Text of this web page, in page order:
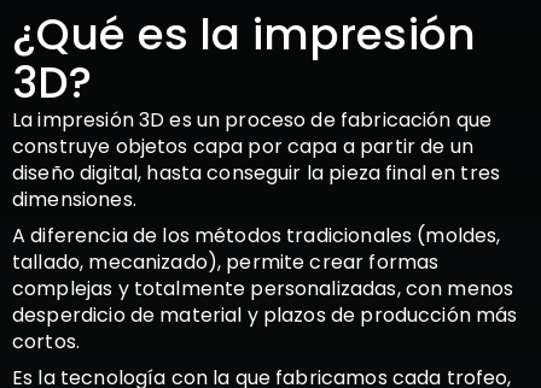
¿Qué es la impresión
3D?
La impresión 3D es un proceso de fabricación que
construye objetos capa por capa a partir de un
diseño digital, hasta conseguir la pieza final en tres
dimensiones.
A diferencia de los métodos tradicionales (moldes,
tallado, mecanizado), permite crear formas
complejas y totalmente personalizadas, con menos
desperdicio de material y plazos de producción más
cortos.
Es la tecnología con la que fabricamos cada trofeo,